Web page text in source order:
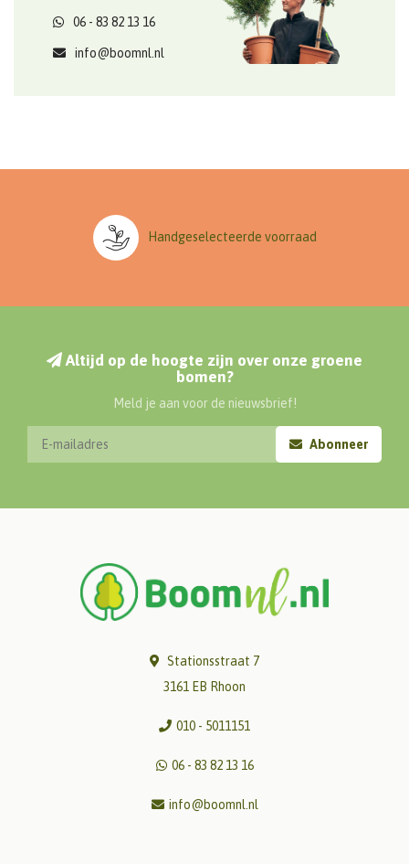
06 - 83 82 13 16
info@boomnl.nl
Handgeselecteerde voorraad
Altijd op de hoogte zijn over onze groene
bomen?
Meld je aan voor de nieuwsbrief!
Abonneer
Stationsstraat 7
3161 EB Rhoon
010 - 5011151
06 - 83 82 13 16
info@boomnl.nl